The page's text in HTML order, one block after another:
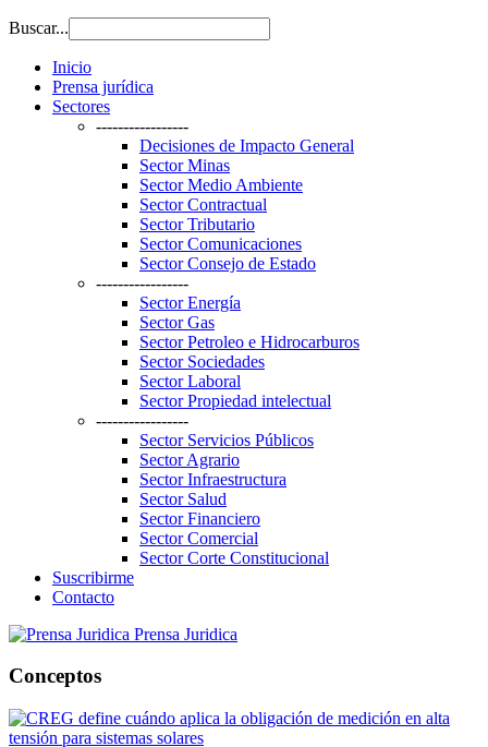
Buscar...
Inicio
Prensa jurídica
Sectores
-----------------
Decisiones de Impacto General
Sector Minas
Sector Medio Ambiente
Sector Contractual
Sector Tributario
Sector Comunicaciones
Sector Consejo de Estado
-----------------
Sector Energía
Sector Gas
Sector Petroleo e Hidrocarburos
Sector Sociedades
Sector Laboral
Sector Propiedad intelectual
-----------------
Sector Servicios Públicos
Sector Agrario
Sector Infraestructura
Sector Salud
Sector Financiero
Sector Comercial
Sector Corte Constitucional
Suscribirme
Contacto
Prensa Juridica
Conceptos